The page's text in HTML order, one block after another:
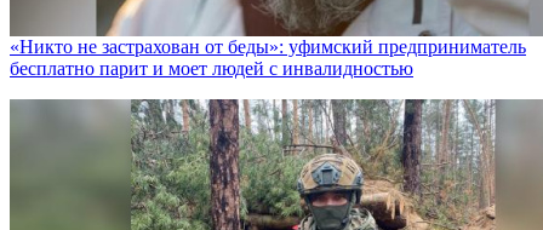
«Никто не заcтрахован от беды»: уфимский предприниматель
бесплатно парит и моет людей с инвалидностью